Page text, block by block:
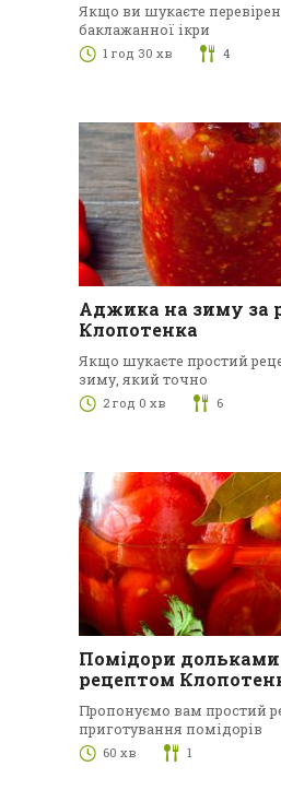
Якщо ви шукаєте
баклажанної ікри
1 год 30 хв 4
Аджика на зиму за
Клопотенка
Якщо шукаєте простий
зиму, який точно
2 год 0 хв 6
Помідори
рецептом
Пропонуємо вам простий
приготування помідорів
60 хв 1